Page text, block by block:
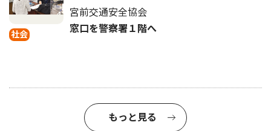
社会
宮前交通安全協会
窓口を警察署１階へ
もっと見る